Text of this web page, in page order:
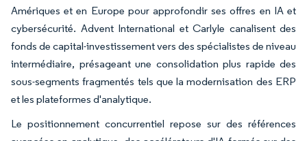
Amériques et en Europe pour approfondir ses offres en IA et
cybersécurité. Advent International et Carlyle canalisent des
fonds de capital-investissement vers des spécialistes de niveau
intermédiaire, présageant une consolidation plus rapide des
sous-segments fragmentés tels que la modernisation des ERP
et les plateformes d'analytique.
Le positionnement concurrentiel repose sur des références